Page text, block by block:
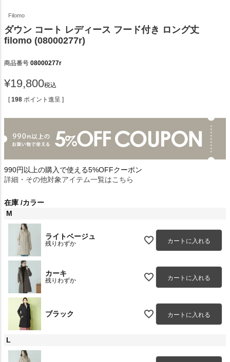
Filomo
ダウン コート レディース フード付き ロング丈
filomo (08000277r)
商品番号 08000277r
¥19,800税込
[ 198 ポイント進呈 ]
990円以上の購入で使える5%OFFクーポン
詳細・その他対象アイテム一覧はこちら
在庫 カラー
M
ライトベージュ
残りわずか カートに入れる
カーキ
残りわずか カートに入れる
ブラック カートに入れる
L